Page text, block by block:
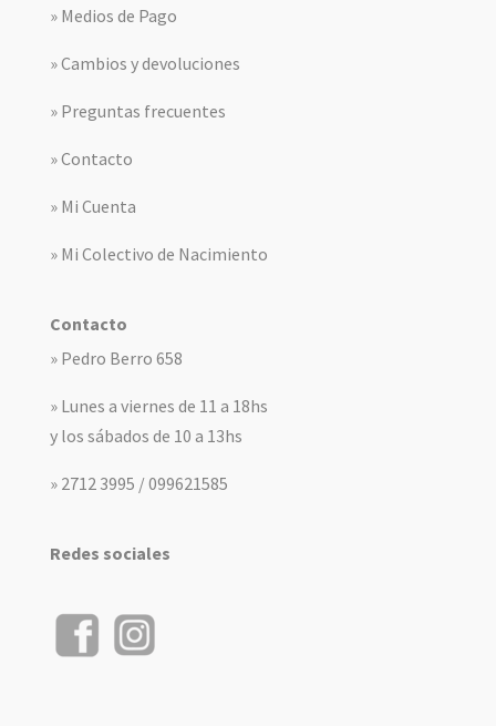
» Medios de Pago
» Cambios y devoluciones
» Preguntas frecuentes
» Contacto
» Mi Cuenta
» Mi Colectivo de Nacimiento
Contacto
» Pedro Berro 658
» Lunes a viernes de 11 a 18hs
y los sábados de 10 a 13hs
» 2712 3995 / 099621585
Redes sociales